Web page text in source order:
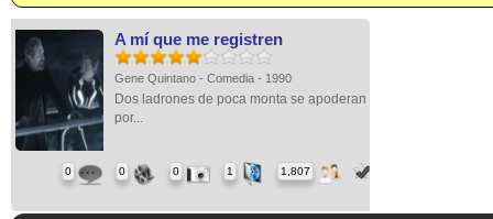
A mí que me registren
Gene Quintano - Comedia - 1990
Dos ladrones de poca monta se apoderan
por...
0 0 0 1 1,807